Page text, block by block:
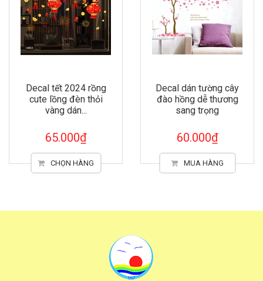
Decal tết 2024 rồng
cute lồng đèn thỏi
vàng dán...
65.000₫
CHỌN HÀNG
Decal dán tường cây
đào hồng dễ thương
sang trọng
60.000₫
MUA HÀNG